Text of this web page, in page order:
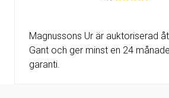
Magnussons Ur är auktoriserad
Gant och ger minst en 24
garanti.